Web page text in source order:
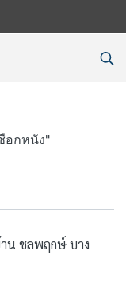
อกหนัง"
น ชลพฤกษ์ บาง